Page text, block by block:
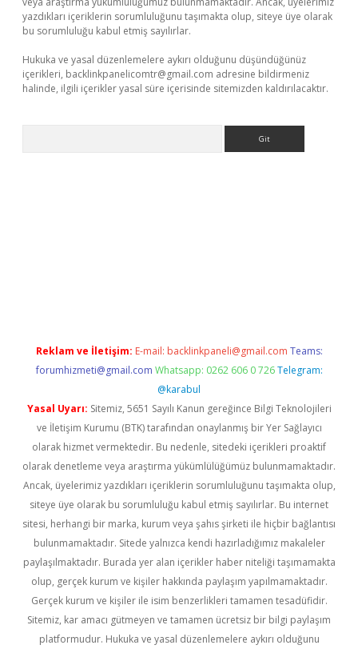
yazdıkları içeriklerin sorumluluğunu taşımakta olup, siteye üye olarak
bu sorumluluğu kabul etmiş sayılırlar.
Hukuka ve yasal düzenlemelere aykırı olduğunu düşündüğünüz
içerikleri, backlinkpanelicomtr@gmail.com adresine bildirmeniz
halinde, ilgili içerikler yasal süre içerisinde sitemizden kaldırılacaktır.
Reklam ve İletişim: E-mail: backlinkpaneli@gmail.com Teams:
forumhizmeti@gmail.com Whatsapp: 0262 606 0 726 Telegram:
@karabul
Yasal Uyarı: Sitemiz, 5651 Sayılı Kanun gereğince Bilgi Teknolojileri
ve İletişim Kurumu (BTK) tarafından onaylanmış bir Yer Sağlayıcı
olarak hizmet vermektedir. Bu nedenle, sitedeki içerikleri proaktif
olarak denetleme veya araştırma yükümlülüğümüz bulunmamaktadır.
Ancak, üyelerimiz yazdıkları içeriklerin sorumluluğunu taşımakta olup,
siteye üye olarak bu sorumluluğu kabul etmiş sayılırlar. Bu internet
sitesi, herhangi bir marka, kurum veya şahıs şirketi ile hiçbir bağlantısı
bulunmamaktadır. Sitede yalnızca kendi hazırladığımız makaleler
paylaşılmaktadır. Burada yer alan içerikler haber niteliği taşımamakta
olup, gerçek kurum ve kişiler hakkında paylaşım yapılmamaktadır.
Gerçek kurum ve kişiler ile isim benzerlikleri tamamen tesadüfidir.
Sitemiz, kar amacı gütmeyen ve tamamen ücretsiz bir bilgi paylaşım
platformudur. Hukuka ve yasal düzenlemelere aykırı olduğunu